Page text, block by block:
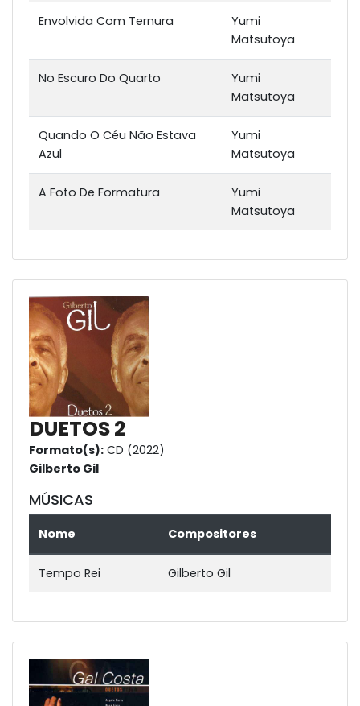
Envolvida Com Ternura
Yumi
Matsutoya
No Escuro Do Quarto
Yumi
Matsutoya
Quando O Céu Não Estava
Azul
Yumi
Matsutoya
A Foto De Formatura
Yumi
Matsutoya
DUETOS 2
Formato(s): CD (2022)
Gilberto Gil
MÚSICAS
Nome Compositores
Tempo Rei Gilberto Gil